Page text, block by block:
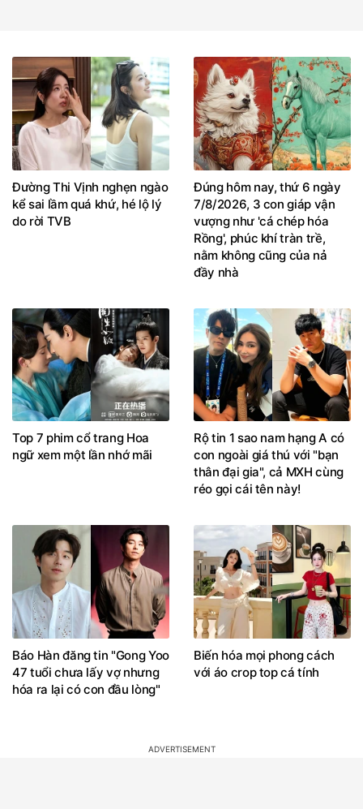
Đường Thi Vịnh nghẹn ngào
kể sai lầm quá khứ, hé lộ lý
do rời TVB
Đúng hôm nay, thứ 6 ngày
7/8/2026, 3 con giáp vận
vượng như 'cá chép hóa
Rồng', phúc khí tràn trề,
nằm không cũng của nả
đầy nhà
Top 7 phim cổ trang Hoa
ngữ xem một lần nhớ mãi
Rộ tin 1 sao nam hạng A có
con ngoài giá thú với "bạn
thân đại gia", cả MXH cùng
réo gọi cái tên này!
Báo Hàn đăng tin "Gong Yoo
47 tuổi chưa lấy vợ nhưng
hóa ra lại có con đầu lòng"
Biến hóa mọi phong cách
với áo crop top cá tính